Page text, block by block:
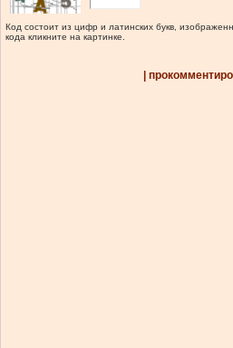
Код состоит из цифр и латинских букв,
кода кликните на картинке.
|